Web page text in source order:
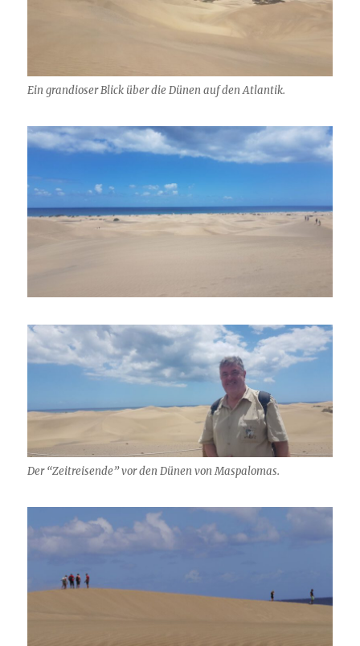
Ein grandioser Blick über die Dünen auf den Atlantik.
Der “Zeitreisende” vor den Dünen von Maspalomas.